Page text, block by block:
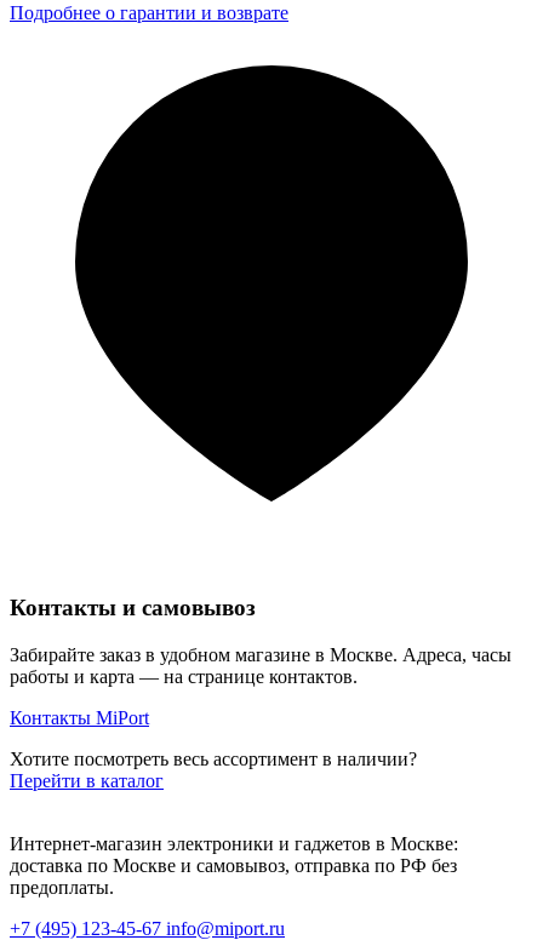
Подробнее о гарантии и возврате
Контакты и самовывоз
Забирайте заказ в удобном магазине в Москве. Адреса, часы
работы и карта — на странице контактов.
Контакты MiPort
Хотите посмотреть весь ассортимент в наличии?
Перейти в каталог
Интернет-магазин электроники и гаджетов в Москве:
доставка по Москве и самовывоз, отправка по РФ без
предоплаты.
+7 (495) 123-45-67 info@miport.ru